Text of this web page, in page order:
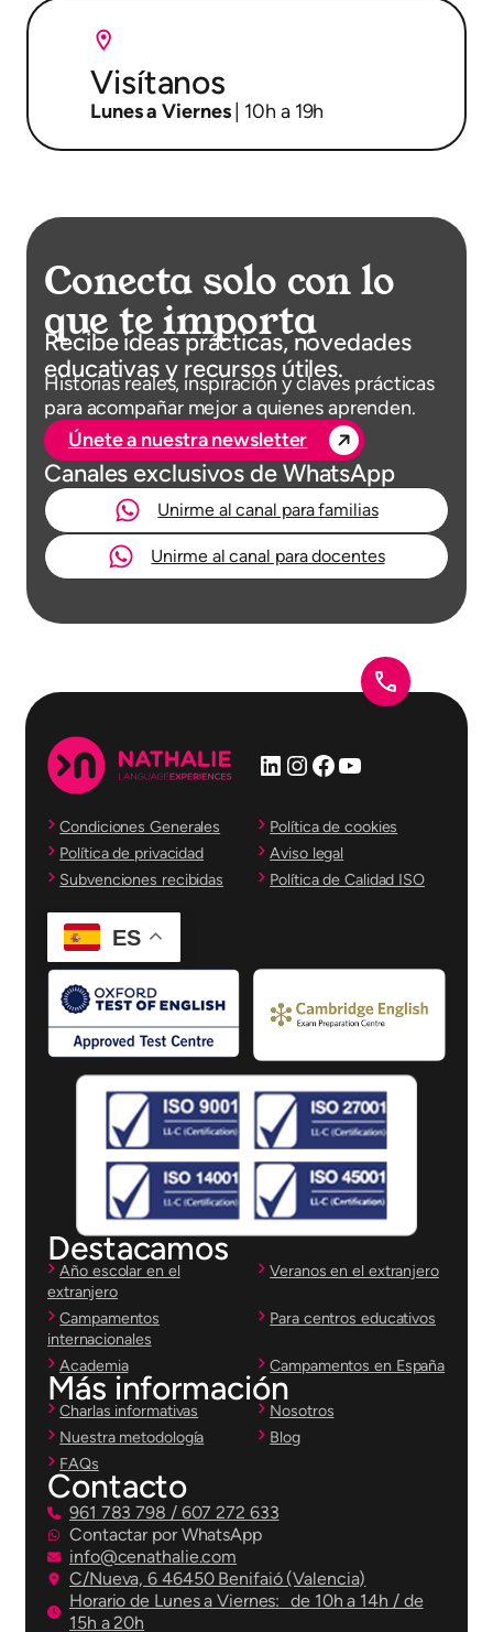
Visítanos
Lunes a Viernes| 10h a 19h
Conecta solo con lo
que te importa
Recibe ideas prácticas, novedades
educativas y recursos útiles.
Historias reales, inspiración y claves prácticas
para acompañar mejor a quienes aprenden.
Únete a nuestra newsletter
Canales exclusivos de WhatsApp
Unirme al canal para familias
Unirme al canal para docentes
LinkedIn
Instagram
Facebook
YouTube
Condiciones Generales
Política de cookies
Política de privacidad
Aviso legal
Subvenciones recibidas
Política de Calidad ISO
ES
Destacamos
Año escolar en el
extranjero
Veranos en el extranjero
Campamentos
internacionales
Para centros educativos
Academia Campamentos en España
Más información
Charlas informativas
Nosotros
Nuestra metodología
Blog
FAQs
Contacto
961 783 798 / 607 272 633
Contactar por WhatsApp
info@cenathalie.com
C/Nueva, 6 46450 Benifaió (Valencia)
Horario de Lunes a Viernes: de 10h a 14h / de
15h a 20h